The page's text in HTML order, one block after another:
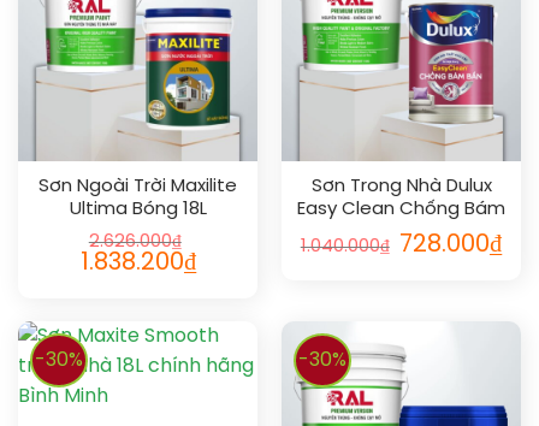
Sơn Ngoài Trời Maxilite
Ultima Bóng 18L
2.626.000₫
1.838.200₫
Sơn Trong Nhà Dulux
Easy Clean Chống Bám
Bẩn Bóng 5L
1.040.000₫ 728.000₫
-30% -30%